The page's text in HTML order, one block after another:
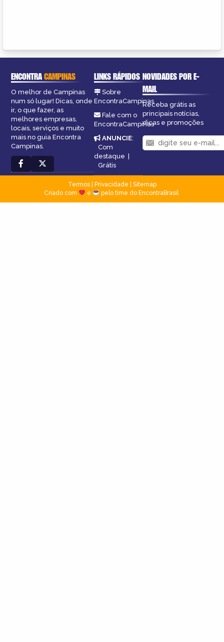
ENCONTRACAMPINAS
O melhor de Campinas
num só lugar! Dicas, onde
ir, o que fazer, as
melhores empresas,
locais, serviços e muito
mais no guia Encontra
Campinas.
LINKS RÁPIDOS
Sobre
EncontraCampinas
Fale com o
EncontraCampinas
ANUNCIE:
Com
destaque |
Grátis
NOVIDADES POR E-
MAIL
Receba grátis as
principais notícias,
dicas e promoções
Termos| Privacidade
Sitemap
Criado com
e pelo time do EncontraBrasil